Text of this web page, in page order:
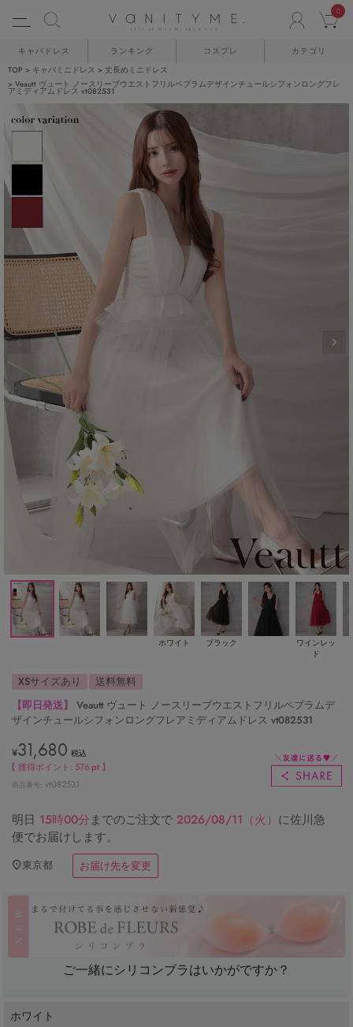
0
キャバドレス ランキング コスプレ カテゴリ
TOP キャバミニドレス
丈長めミニドレス
Veautt ヴュート ノースリーブウエストフリルペプラムデザインチュールシフォンロングフレ
アミディアムドレス vt082531
ホワイト ブラック
ワインレッ
ド
XSサイズあり
送料無料
【即日発送】
Veautt ヴュート ノースリーブウエストフリルペプラムデ
ザインチュールシフォンロングフレアミディアムドレス vt082531
¥31,680 税込
【 獲得ポイント:576 pt 】
商品番号 vt082531
明日 15時00分までのご注文で 2026/08/11（火） に佐川急
便でお届けします。
東京都 お届け先を変更
ご一緒にシリコンブラはいかがですか？
ホワイト